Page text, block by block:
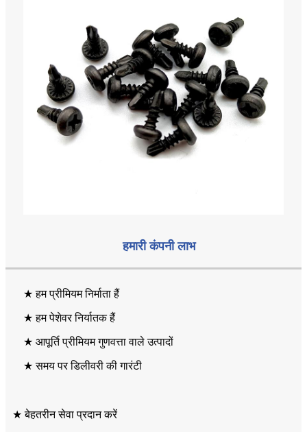
हमारी कंपनी लाभ
★ हम प्रीमियम निर्माता हैं
★ हम पेशेवर निर्यातक हैं
★ आपूर्ति प्रीमियम गुणवत्ता वाले उत्पादों
★ समय पर डिलीवरी की गारंटी
★ बेहतरीन सेवा प्रदान करें